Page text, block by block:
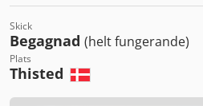
Skick
Begagnad (helt fungerande)
Plats
Thisted